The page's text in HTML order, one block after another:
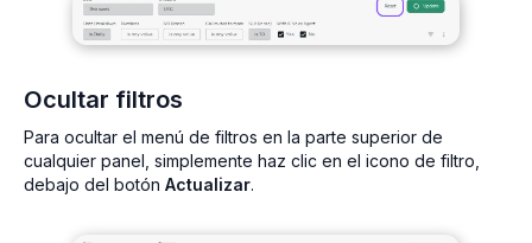
Ocultar filtros
Para ocultar el menú de filtros en la parte superior de
cualquier panel, simplemente haz clic en el icono de filtro,
debajo del botón Actualizar.